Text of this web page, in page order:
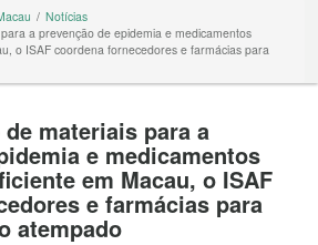
Notícias
a prevenção de epidemia e medicamentos
o ISAF coordena fornecedores e farmácias para
materiais para a
e medicamentos
em Macau, o ISAF
e farmácias para
atempado